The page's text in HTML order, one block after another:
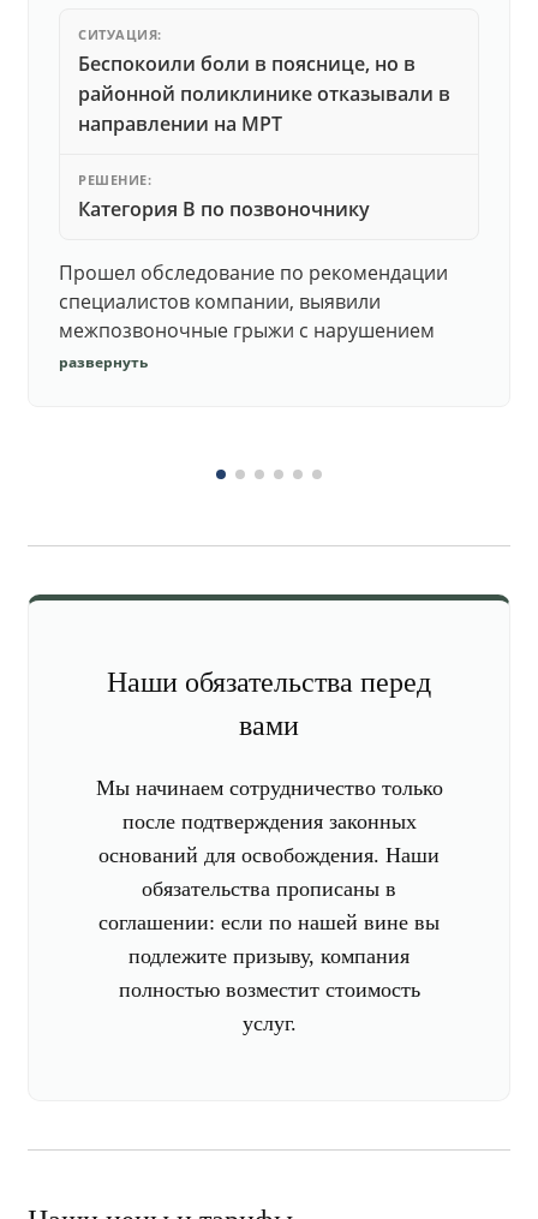
СИТУАЦИЯ:
Беспокоили боли в пояснице, но в
районной поликлинике отказывали в
направлении на МРТ
РЕШЕНИЕ:
Категория В по позвоночнику
Прошел обследование по рекомендации
специалистов компании, выявили
межпозвоночные грыжи с нарушением
функций. Юристы подготовили документы,
развернуть
Наши обязательства перед
вами
Мы начинаем сотрудничество только
после подтверждения законных
оснований для освобождения. Наши
обязательства прописаны в
соглашении: если по нашей вине вы
подлежите призыву, компания
полностью возместит стоимость
услуг.